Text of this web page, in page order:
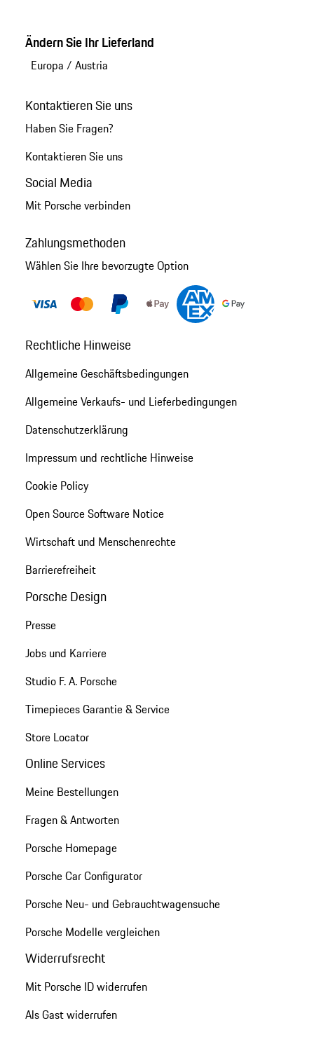
Ändern Sie Ihr Lieferland
Europa / Austria
Kontaktieren Sie uns
Haben Sie Fragen?
Kontaktieren Sie uns
Social Media
Mit Porsche verbinden
Zahlungsmethoden
Wählen Sie Ihre bevorzugte Option
Rechtliche Hinweise
Allgemeine Geschäftsbedingungen
Allgemeine Verkaufs- und Lieferbedingungen
Datenschutzerklärung
Impressum und rechtliche Hinweise
Cookie Policy
Open Source Software Notice
Wirtschaft und Menschenrechte
Barrierefreiheit
Porsche Design
Presse
Jobs und Karriere
Studio F. A. Porsche
Timepieces Garantie & Service
Store Locator
Online Services
Meine Bestellungen
Fragen & Antworten
Porsche Homepage
Porsche Car Configurator
Porsche Neu- und Gebrauchtwagensuche
Porsche Modelle vergleichen
Widerrufsrecht
Mit Porsche ID widerrufen
Als Gast widerrufen